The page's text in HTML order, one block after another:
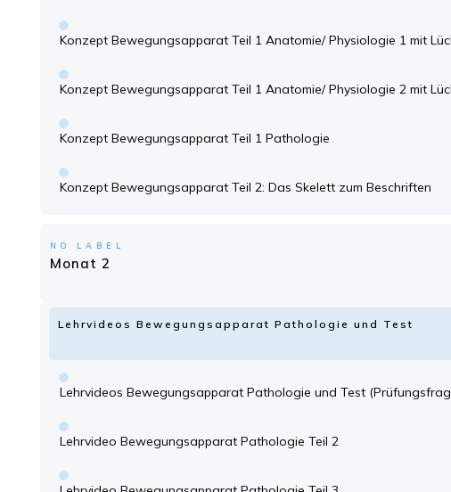
Konzept Bewegungsapparat Teil 1 Anatomie/ Physiologie 1 mit
Konzept Bewegungsapparat Teil 1 Anatomie/ Physiologie 2 mit
Konzept Bewegungsapparat Teil 1 Pathologie
Konzept Bewegungsapparat Teil 2: Das Skelett zum Beschriften
NO LABEL
Monat 2
Lehrvideos Bewegungsapparat Pathologie und Test
Lehrvideos Bewegungsapparat Pathologie und Test
Lehrvideo Bewegungsapparat Pathologie Teil 2